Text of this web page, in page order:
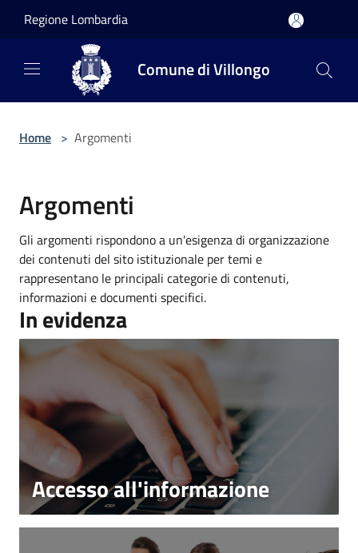
Regione Lombardia
Comune di Villongo
Home > Argomenti
Argomenti
Gli argomenti rispondono a un'esigenza di organizzazione
dei contenuti del sito istituzionale per temi e
rappresentano le principali categorie di contenuti,
informazioni e documenti specifici.
In evidenza
Accesso all'informazione